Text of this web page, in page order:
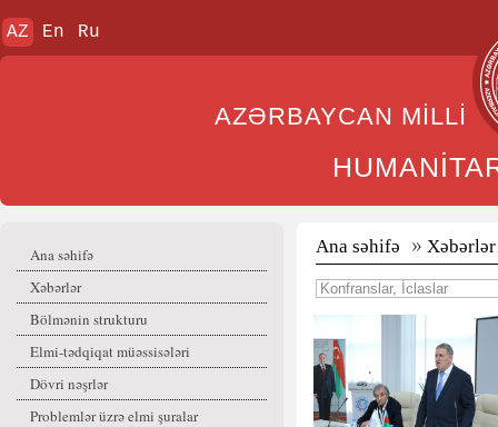
AZ En Ru
AZƏRBAYCAN
Ana səhifə
Xəbərlər
Bölmənin strukturu
Elmi-tədqiqat müəssisələri
Dövri nəşrlər
Problemlər üzrə elmi şuralar
Ana səhifə Xəbərlər